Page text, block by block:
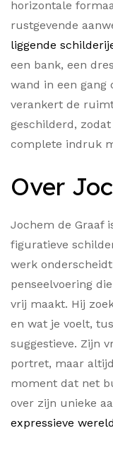
horizontale
rustgevende
liggende
een bank, een
wand in een gang
verankert de
geschilderd,
complete indruk
Over
Jochem de Graaf
figuratieve
werk
penseelvoering
vrij maakt. Hij
en wat je voelt,
suggestieve. Zijn
portret, maar
moment dat net
over zijn unieke
expressieve